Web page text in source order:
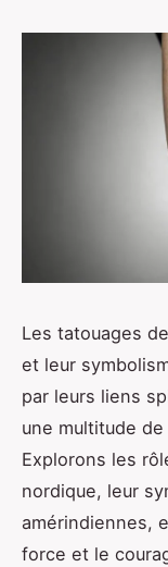
Les tatouages
et leur
par leurs liens
une multitude
Explorons les
nordique, leur
amérindiennes,
force et le